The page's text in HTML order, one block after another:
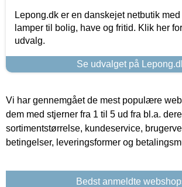
Lepong.dk er en danskejet netbutik
lamper til bolig, have og fritid. Klik her
udvalg.
Se udvalget på
Vi har gennemgået de mest populære
dem med stjerner fra 1 til 5 ud fra bl.a.
sortimentstørrelse, kundeservice,
betingelser, leveringsformer og
Bedst anmeldte